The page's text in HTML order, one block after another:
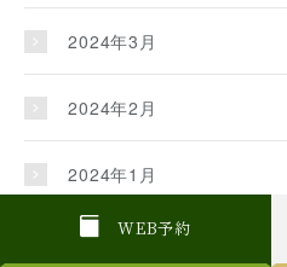
W EB予約
2024年3月
2024年2月
2024年1月
2023年12月